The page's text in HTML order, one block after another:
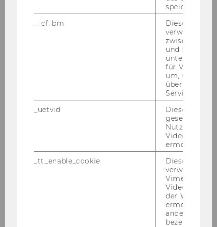
16.11.11
Zentrum für Auslandsstudien
Mag. (FH)
speichern.
__cf_bm
Dieses
verwendet,
zwischen
und Bots zu
für Vimeo
um, um
über die
Service zu
_uetvid
Dieses
gesetzt, um
Nutzung des
Videoplayers
ermöglichen
_tt_enable_cookie
Dieses
verwendet,
Vimeo-
der WU-
ermöglichen
andere nicht
bezeichnete